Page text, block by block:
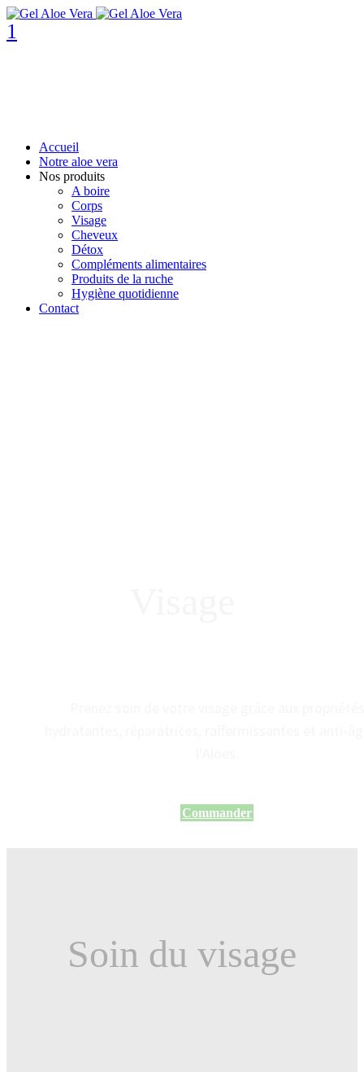
1
Accueil
Notre aloe vera
Nos produits
A boire
Corps
Visage
Cheveux
Détox
Compléments alimentaires
Produits de la ruche
Hygiène quotidienne
Contact
Commander
Soin du visage